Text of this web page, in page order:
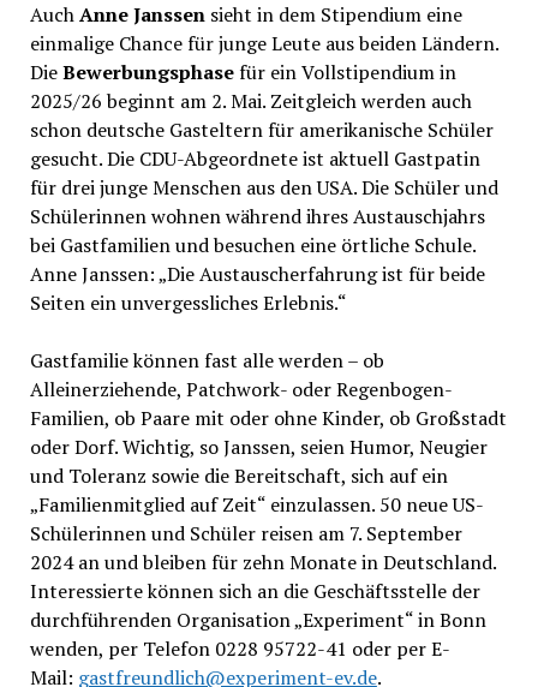
AuchAnne Janssen sieht in dem Stipendium eine
einmalige Chance für junge Leute aus beiden Ländern.
DieBewerbungsphasefür ein Vollstipendium in
2025/26 beginnt am 2. Mai. Zeitgleich werden auch
schon deutsche Gasteltern für amerikanische Schüler
gesucht. Die CDU-Abgeordnete ist aktuell Gastpatin
für drei junge Menschen aus den USA. Die Schüler und
Schülerinnen wohnen während ihres Austauschjahrs
bei Gastfamilien und besuchen eine örtliche Schule.
Anne Janssen: „Die Austauscherfahrung ist für beide
Seiten ein unvergessliches Erlebnis.“
Gastfamilie können fast alle werden – ob
Alleinerziehende, Patchwork- oder Regenbogen-
Familien, ob Paare mit oder ohne Kinder, ob Großstadt
oder Dorf. Wichtig, so Janssen, seien Humor, Neugier
und Toleranz sowie die Bereitschaft, sich auf ein
„Familienmitglied auf Zeit“ einzulassen. 50 neue US-
Schülerinnen und Schüler reisen am 7. September
2024 an und bleiben für zehn Monate in Deutschland.
Interessierte können sich an die Geschäftsstelle der
durchführenden Organisation „Experiment“ in Bonn
wenden, per Telefon 0228 95722-41 oder per E-
Mail: gastfreundlich@experiment-ev.de.